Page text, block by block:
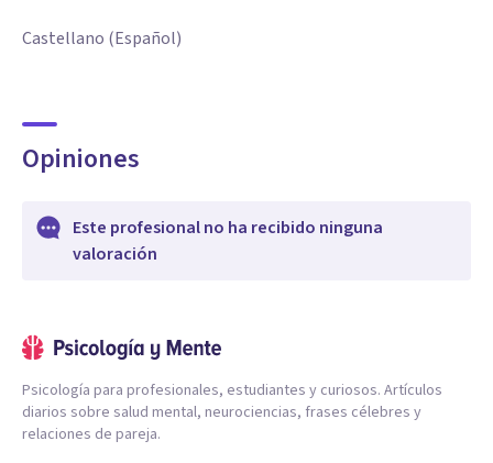
Castellano (Español)
Opiniones
Este profesional no ha recibido ninguna
valoración
Psicología para profesionales, estudiantes y curiosos. Artículos
diarios sobre salud mental, neurociencias, frases célebres y
relaciones de pareja.